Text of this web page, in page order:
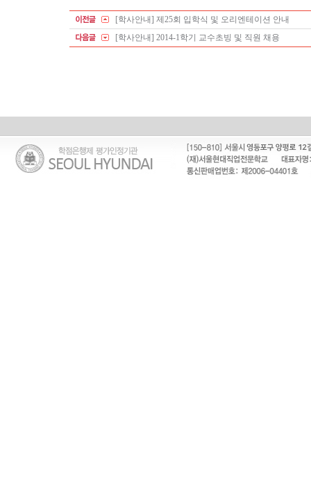
[학사안내] 제25회 입학식 및 오리엔테이션 안내
[학사안내] 2014-1학기 교수초빙 및 직원 채용